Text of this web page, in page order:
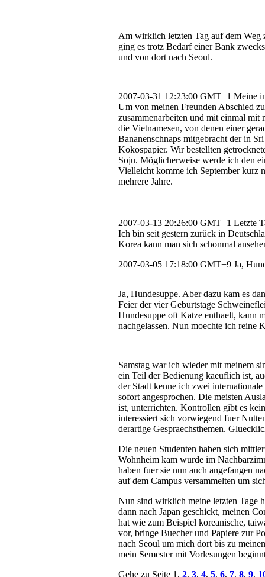
Am wirklich letzten Tag auf dem Weg
ging es trotz Bedarf einer Bank
und von dort nach Seoul.
2007-03-31 12:23:00 GMT+1 Meine
Um von meinen Freunden Abschied
zusammenarbeiten und mit einmal mit
die Vietnamesen, von denen einer
Bananenschnaps mitgebracht der in
Kokospapier. Wir bestellten
Soju. Möglicherweise werde ich den
Vielleicht komme ich September kurz
mehrere Jahre.
2007-03-13 20:26:00 GMT+1 Letzte
Ich bin seit gestern zurück in
Korea kann man sich schonmal
2007-03-05 17:18:00 GMT+9 Ja,
Ja, Hundesuppe. Aber dazu kam es
Feier der vier Geburtstage
Hundesuppe oft Katze enthaelt, kann
nachgelassen. Nun moechte ich reine
Samstag war ich wieder mit meinem
ein Teil der Bedienung kaeuflich ist,
der Stadt kenne ich zwei
sofort angesprochen. Die meisten
ist, unterrichten. Kontrollen gibt es
interessiert sich vorwiegend fuer
derartige Gespraechsthemen.
Die neuen Studenten haben sich
Wohnheim kam wurde im
haben fuer sie nun auch angefangen
auf dem Campus versammelten um
Nun sind wirklich meine letzten Tage
dann nach Japan geschickt, meinen
hat wie zum Beispiel koreanische,
vor, bringe Buecher und Papiere zur
nach Seoul um mich dort bis zu
mein Semester mit Vorlesungen
Gehe zu Seite 1, 2, 3, 4, 5, 6, 7, 8, 9,